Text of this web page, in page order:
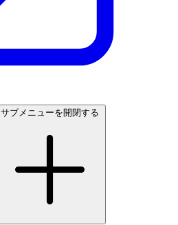
サブメニューを開閉する